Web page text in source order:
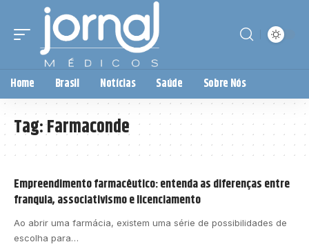
Home Brasil Notícias Saúde Sobre Nós
Tag:Farmaconde
Empreendimento farmacêutico: entenda as diferenças entre
franquia, associativismo e licenciamento
Ao abrir uma farmácia, existem uma série de possibilidades de
escolha para…